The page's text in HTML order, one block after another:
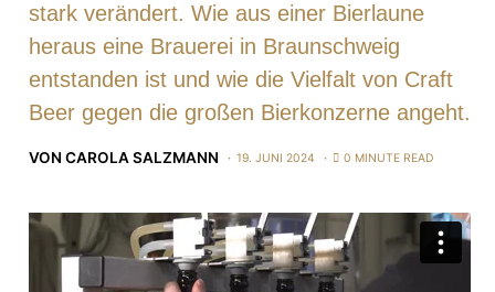
stark verändert. Wie aus einer Bierlaune
heraus eine Brauerei in Braunschweig
entstanden ist und wie die Vielfalt von Craft
Beer gegen die großen Bierkonzerne angeht.
VON CAROLA SALZMANN 19. JUNI 2024 0 MINUTE READ